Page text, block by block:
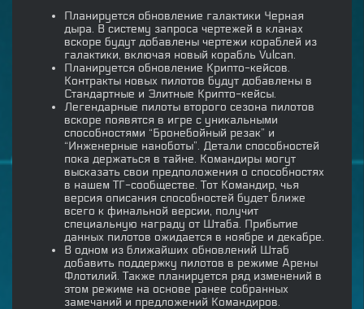
Планируется обновление галактики Черная
дыра. В систему запроса чертежей в кланах
вскоре будут добавлены чертежи кораблей из
галактики, включая новый корабль Vulcan.
Планируется обновление Крипто-кейсов.
Контракты новых пилотов будут добавлены в
Стандартные и Элитные Крипто-кейсы.
Легендарные пилоты второго сезона пилотов
вскоре появятся в игре с уникальными
способностями “Бронебойный резак” и
“Инженерные наноботы”. Детали способностей
пока держаться в тайне. Командиры могут
высказать свои предположения о способностях
в нашем ТГ-сообществе. Тот Командир, чья
версия описания способностей будет ближе
всего к финальной версии, получит
специальную награду от Штаба. Прибытие
данных пилотов ожидается в ноябре и декабре.
В одном из ближайших обновлений Штаб
добавить поддержку пилотов в режиме Арены
Флотилий. Также планируется ряд изменений в
этом режиме на основе ранее собранных
замечаний и предложений Командиров.